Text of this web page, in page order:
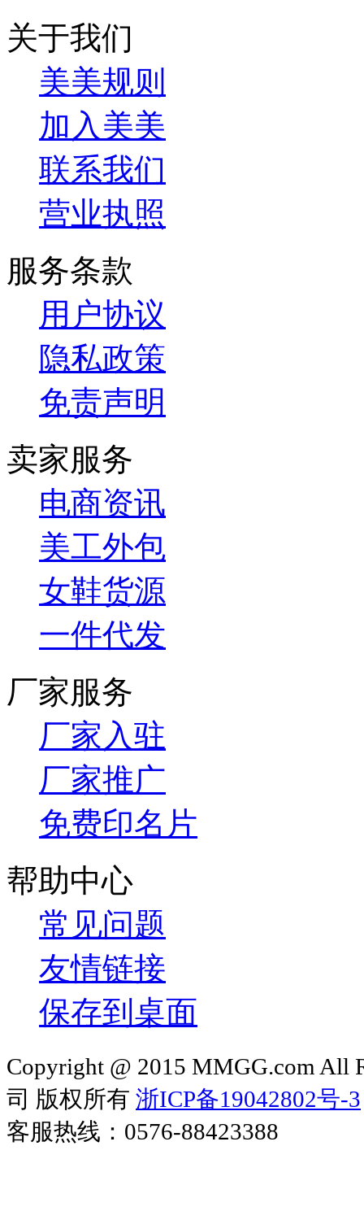
关于我们
美美规则
加入美美
联系我们
营业执照
服务条款
用户协议
隐私政策
免责声明
卖家服务
电商资讯
美工外包
女鞋货源
一件代发
厂家服务
厂家入驻
厂家推广
免费印名片
帮助中心
常见问题
友情链接
保存到桌面
Copyright @ 2015 MMGG.com All
司 版权所有 浙ICP备19042802号-3
客服热线：0576-88423388